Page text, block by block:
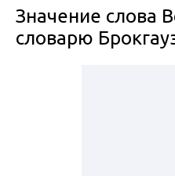
Значение слова
словарю